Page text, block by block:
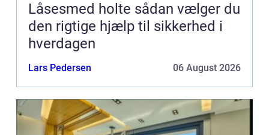
Låsesmed holte sådan vælger du
den rigtige hjælp til sikkerhed i
hverdagen
Lars Pedersen 06 August 2026